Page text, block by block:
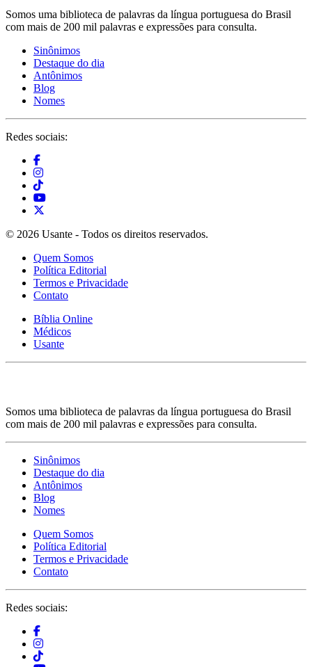
Somos uma biblioteca de palavras da língua portuguesa do Brasil
com mais de 200 mil palavras e expressões para consulta.
Sinônimos
Destaque do dia
Antônimos
Blog
Nomes
Redes sociais:
© 2026 Usante - Todos os direitos reservados.
Quem Somos
Política Editorial
Termos e Privacidade
Contato
Bíblia Online
Médicos
Usante
Somos uma biblioteca de palavras da língua portuguesa do Brasil
com mais de 200 mil palavras e expressões para consulta.
Sinônimos
Destaque do dia
Antônimos
Blog
Nomes
Quem Somos
Política Editorial
Termos e Privacidade
Contato
Redes sociais: